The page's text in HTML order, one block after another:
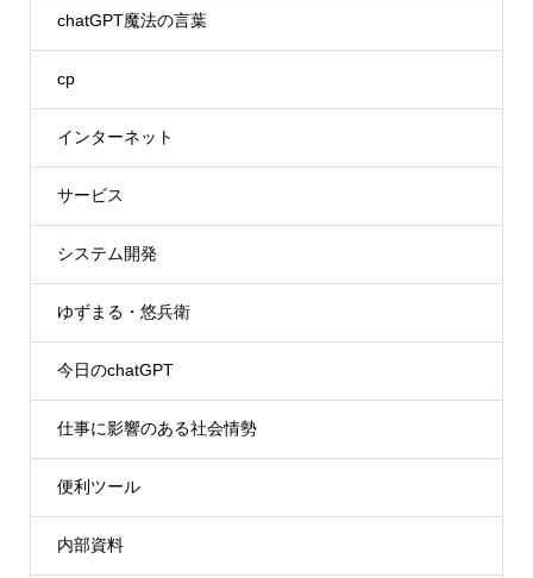
chatGPT魔法の言葉
cp
インターネット
サービス
システム開発
ゆずまる・悠兵衛
今日のchatGPT
仕事に影響のある社会情勢
便利ツール
内部資料